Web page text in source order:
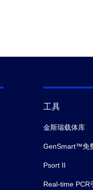
工具
金斯瑞载体库
GenSmart™免
Psort II
Real-time PCR